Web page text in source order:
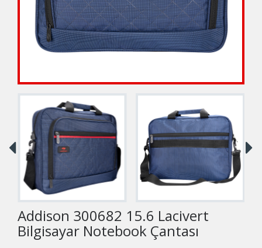
Addison 300682 15.6 Lacivert
Bilgisayar Notebook Çantası